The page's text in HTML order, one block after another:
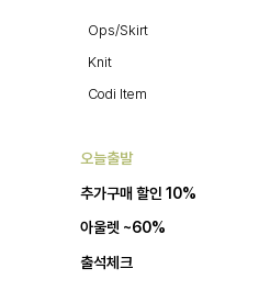
Ops/Skirt
Knit
Codi Item
오늘출발
추가구매 할인 10%
아울렛 ~60%
출석체크